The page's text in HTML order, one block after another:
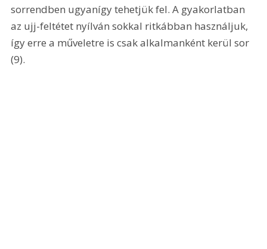
sorrendben ugyanígy tehetjük fel. A gyakorlatban
az ujj-feltétet nyílván sokkal ritkábban használjuk,
így erre a műveletre is csak alkalmanként kerül sor
(9).